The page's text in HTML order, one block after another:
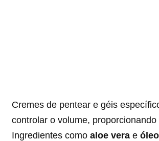
Cremes de pentear e géis
controlar o volume,
Ingredientes como aloe vera e